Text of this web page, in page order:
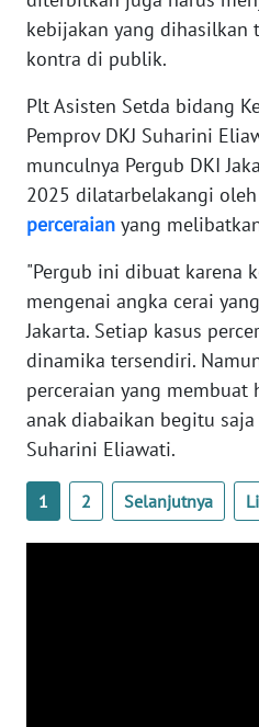
kebijakan yang dihasilkan
kontra di publik.
Plt Asisten Setda bidang
Pemprov DKJ Suharini
munculnya Pergub DKI
2025 dilatarbelakangi
perceraian yang
"Pergub ini dibuat karena
mengenai angka cerai
Jakarta. Setiap kasus
dinamika tersendiri.
perceraian yang membuat
anak diabaikan begitu
Suharini Eliawati.
1 2 Selanjutnya
WN
PAPUA
PAPUA
BARAT
WN
WN
SERAMBI
WN
SULTRA
WN
NTB